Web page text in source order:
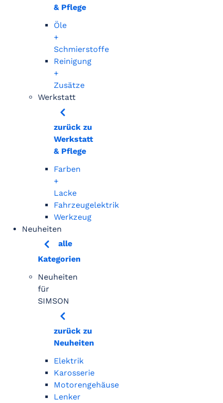
& Pflege
Öle
+
Schmierstoffe
Reinigung
+
Zusätze
Werkstatt
zurück zu
Werkstatt
& Pflege
Farben
+
Lacke
Fahrzeugelektrik
Werkzeug
Neuheiten
alle
Kategorien
Neuheiten
für
SIMSON
zurück zu
Neuheiten
Elektrik
Karosserie
Motorengehäuse
Lenker